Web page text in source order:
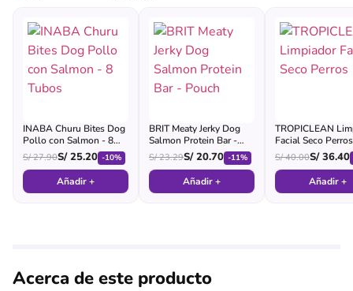
INABA Churu Bites Dog
Pollo con Salmon - 8
Tubos
S/27.90S/25.20 -10%
Añadir +
BRIT Meaty Jerky Dog
Salmon Protein Bar -
Pouch
S/23.29S/20.70 -11%
Añadir +
TROPICLEAN
Facial Seco Perros
S/40.00S/36.40
Añadir +
Acerca de este producto